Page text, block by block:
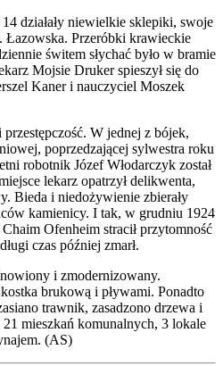
działały niewielkie sklepiki, swoje
Łazowska. Przeróbki krawieckie
świtem słychać było w bramie
Mojsie Druker spieszył się do
Kaner i nauczyciel Moszek
W jednej z bójek,
poprzedzającej sylwestra roku
robotnik Józef Włodarczyk został
lekarz opatrzył delikwenta,
Bieda i niedożywienie zbierały
kamienicy. I tak, w grudniu 1924
Ofenheim stracił przytomność
czas później zmarł.
i zmodernizowany.
brukową i pływami. Ponadto
trawnik, zasadzono drzewa i
mieszkań komunalnych, 3 lokale
(AS)